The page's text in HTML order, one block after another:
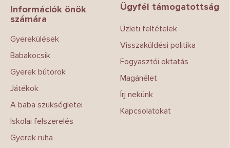
Információk önök
számára
Gyerekülések
Babakocsik
Gyerek bútorok
Játékok
A baba szükségletei
Iskolai felszerelés
Gyerek ruha
Ügyfél támogatottság
Üzleti feltételek
Visszaküldési politika
Fogyasztói oktatás
Magánélet
Írj nekünk
Kapcsolatokat